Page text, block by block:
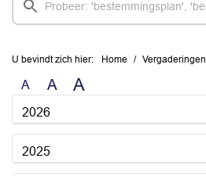
U bevindt zich hier: Home Vergaderingen
A A A
2026
2025